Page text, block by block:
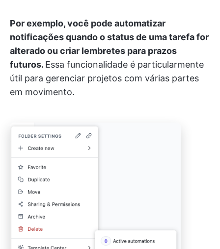
Por exemplo, você pode automatizar
notificações quando o status de uma tarefa for
alterado ou criar lembretes para prazos
futuros. Essa funcionalidade é particularmente
útil para gerenciar projetos com várias partes
em movimento.